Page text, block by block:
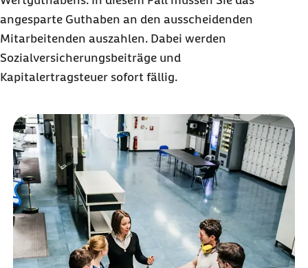
angesparte Guthaben an den ausscheidenden
Mitarbeitenden auszahlen. Dabei werden
Sozialversicherungsbeiträge und
Kapitalertragsteuer sofort fällig.